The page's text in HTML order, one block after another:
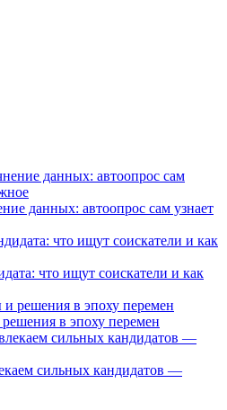
данных: автоопрос сам узнает
что ищут соискатели и как
в эпоху перемен
сильных кандидатов —